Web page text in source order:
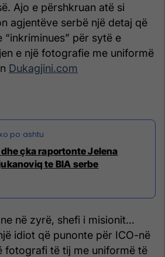
Ajo e përshkruan atë si
agjentëve serbë një detaj që
për sytë e
e një fotografie me uniformë
Dukagjini.com
dhe çka raportonte Jelena
te BIA serbe
në zyrë, shefi i misionit…
idiot që punonte për ICO-në
fotografi të tij me uniformë të